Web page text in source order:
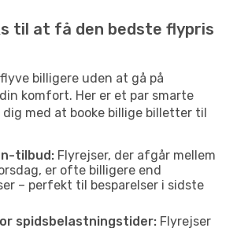
til at få den bedste flypris
billigere uden at gå på
komfort. Her er et par smarte
med at booke billige billetter til
tilbud: Flyrejser, der afgår mellem
er ofte billigere end
– perfekt til besparelser i sidste
spidsbelastningstider: Flyrejser